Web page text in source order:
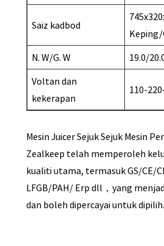
Saiz kadbod
N. W/G. W
19.0/
Voltan dan
kekerapan
110-
Mesin Juicer Sejuk Sejuk Mesin
Zealkeep telah memperoleh
kualiti utama, termasuk GS/CE/
LFGB/PAH/ Erp dll，yang
dan boleh dipercayai untuk dipilih.